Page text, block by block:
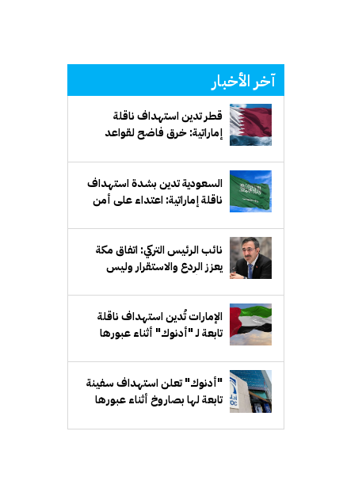
آخر الأخبار
قطر تدين استهداف ناقلة
إماراتية: خرق فاضح لقواعد
السعودية تدين بشدة استهداف
ناقلة إماراتية: اعتداء على أمن
العالمية
نائب الرئيس التركي: اتفاق مكة
يعزز الردع والاستقرار وليس
الإمارات تُدين استهداف ناقلة
تابعة لـ "أدنوك" أثناء عبورها
"أدنوك" تعلن استهداف سفينة
تابعة لها بصاروخ أثناء عبورها